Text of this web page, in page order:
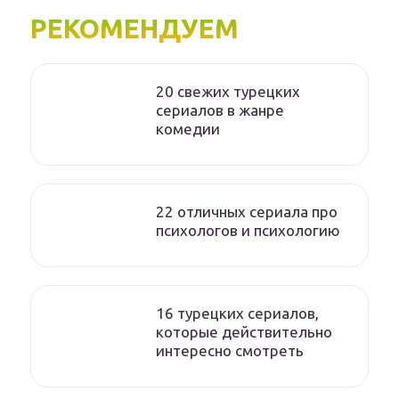
РЕКОМЕНДУЕМ
20 свежих турецких
сериалов в жанре
комедии
22 отличных сериала про
психологов и психологию
16 турецких сериалов,
которые действительно
интересно смотреть